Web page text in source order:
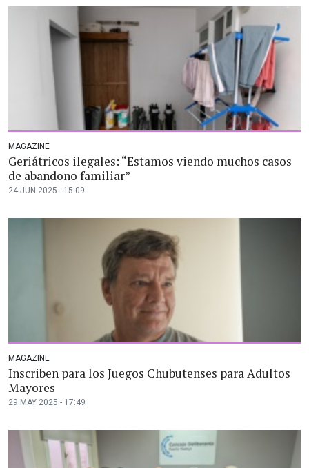
MAGAZINE
Geriátricos ilegales: “Estamos viendo muchos casos
de abandono familiar”
24 JUN 2025 - 15:09
MAGAZINE
Inscriben para los Juegos Chubutenses para Adultos
Mayores
29 MAY 2025 - 17:49